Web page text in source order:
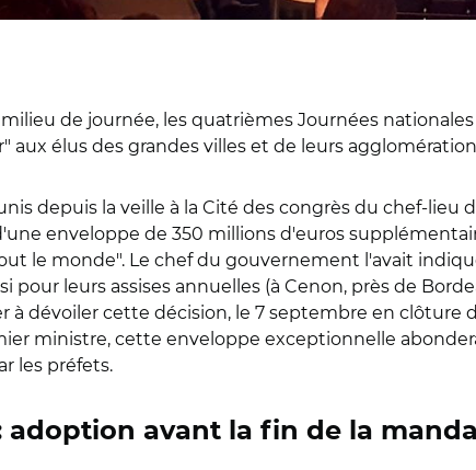
de journée, les quatrièmes Journées
aux élus des grandes villes et de leurs
depuis la veille à la Cité des congrès du chef-lieu
enveloppe de 350 millions d'euros
le monde". Le chef du gouvernement l'avait
pour leurs assises annuelles (à Cenon, près de
à dévoiler cette décision, le 7 septembre en clôture
ministre, cette enveloppe exceptionnelle
les préfets.
adoption avant la fin de la